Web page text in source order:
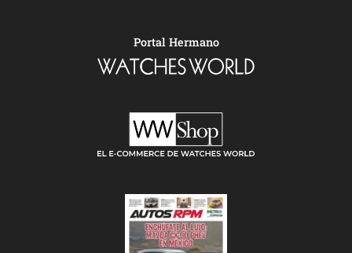
Portal Hermano